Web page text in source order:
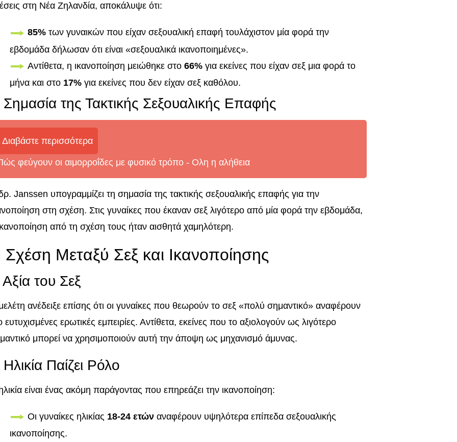
στη Νέα Ζηλανδία, αποκάλυψε ότι:
85% των γυναικών που είχαν σεξουαλική επαφή τουλάχιστον μία φορά την
εβδομάδα δήλωσαν ότι είναι «σεξουαλικά ικανοποιημένες».
Αντίθετα, η ικανοποίηση μειώθηκε στο66% για εκείνες που είχαν σεξ μια φορά το
μήνα και στο 17% για εκείνες που δεν είχαν σεξ καθόλου.
της Τακτικής Σεξουαλικής Επαφής
Διαβάστε περισσότερα
φεύγουν οι αιμορροΐδες με φυσικό τρόπο - Oλη η αλήθεια
Janssen υπογραμμίζει τη σημασία της τακτικής σεξουαλικής επαφής για την
στη σχέση. Στις γυναίκες που έκαναν σεξ λιγότερο από μία φορά την εβδομάδα,
από τη σχέση τους ήταν αισθητά χαμηλότερη.
Μεταξύ Σεξ και Ικανοποίησης
του Σεξ
ανέδειξε επίσης ότι οι γυναίκες που θεωρούν το σεξ «πολύ σημαντικό» αναφέρουν
ευτυχισμένες ερωτικές εμπειρίες. Αντίθετα, εκείνες που το αξιολογούν ως λιγότερο
μπορεί να χρησιμοποιούν αυτή την άποψη ως μηχανισμό άμυνας.
Παίζει Ρόλο
είναι ένας ακόμη παράγοντας που επηρεάζει την ικανοποίηση:
Οι γυναίκες ηλικίας 18-24 ετών αναφέρουν υψηλότερα επίπεδα σεξουαλικής
ικανοποίησης.